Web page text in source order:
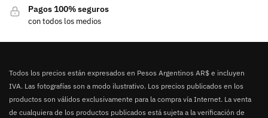
Pagos 100% seguros
con todos los medios
Todos los precios están expresados en Pesos Argentinos AR$ e incluyen
IVA. Las fotografías son a modo ilustrativo. Los precios publicados en los
productos son válidos exclusivamente para la compra vía Internet. La venta
de cualquiera de los productos publicados está sujeta a la verificación de